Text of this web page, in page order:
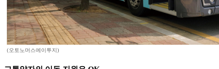
(오토노머스에이투지)